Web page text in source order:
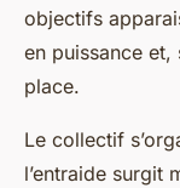
objectifs
en puissance
place.
Le collectif
l’entraide surgit